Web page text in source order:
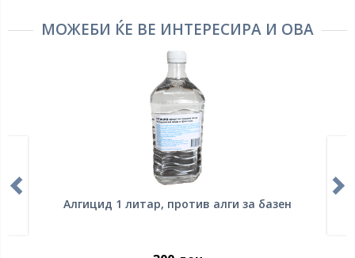
МОЖЕБИ ЌЕ ВЕ ИНТЕРЕСИРА И ОВА
Алгицид 1 литар, против алги за базен